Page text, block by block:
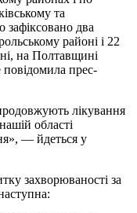
та
два
районі і 22
на Полтавщині
прес-
лікування
області
— йдеться у
захворюваності за